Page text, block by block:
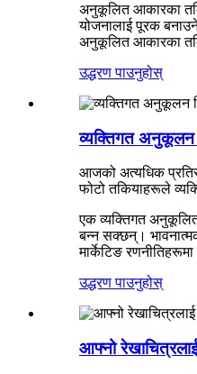
अनुकूलित आकारका
योजनालाई पूरक
अनुकूलित आकारका
उद्धरण पाउनुहोस्
व्यक्तिगत अनुकूलन
आजको अत्यधिक
फोटो तकियाहरूले
एक व्यक्तिगत अनुकूलित
बन्न सक्छन्।
मार्केटिङ
उद्धरण पाउनुहोस्
आफ्नो